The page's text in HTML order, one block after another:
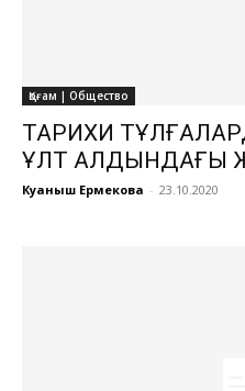
Қоғам | Общество
ТАРИХИ
ҰЛТ АЛДЫНДАҒЫ
Куаныш Ермекова - 23.10.2020